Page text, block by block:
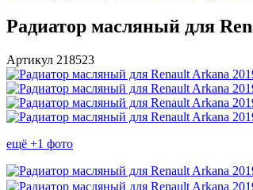
Радиатор масляный для
Артикул 218523
ещё +1 фото